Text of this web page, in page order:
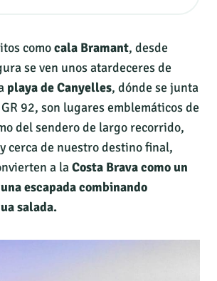
comocala Bramant, desde
se ven unos atardeceres de
playa de Canyelles, dónde se junta
92, son lugares emblemáticos de
del sendero de largo recorrido,
cerca de nuestro destino final,
a laCosta Brava como un
escapada combinando
salada.